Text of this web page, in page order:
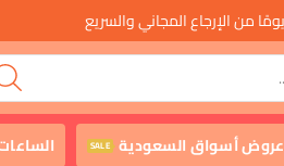
عروض أسواق السعودية SALE